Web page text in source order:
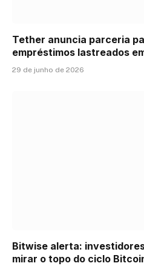
Tether anuncia parceria
empréstimos lastreados
29 de junho de 2026
Bitwise alerta:
mirar o topo do ciclo